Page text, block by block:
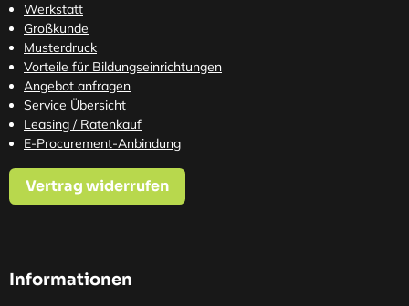
Werkstatt
Großkunde
Musterdruck
Vorteile für Bildungseinrichtungen
Angebot anfragen
Service Übersicht
Leasing / Ratenkauf
E-Procurement-Anbindung
Vertrag widerrufen
Informationen